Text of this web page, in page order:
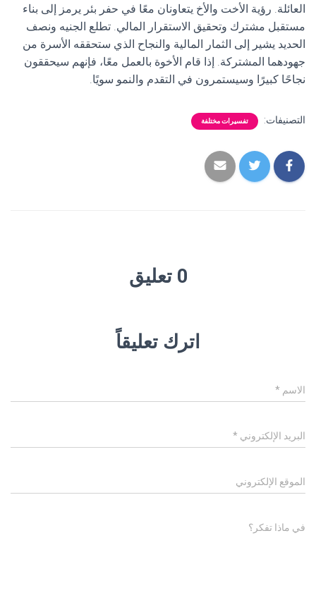
العائلة. رؤية الأخت والأخ يتعاونان معًا في حفر بئر يرمز إلى بناء
مستقبل مشترك وتحقيق الاستقرار المالي. تطلع الجنيه ونصف
الحديد يشير إلى الثمار المالية والنجاح الذي ستحققه الأسرة من
جهودهما المشتركة. إذا قام الأخوة بالعمل معًا، فإنهم سيحققون
نجاحًا كبيرًا وسيستمرون في التقدم والنمو سويًا.
التصنيفات: تفسيرات مختلفة
0 تعليق
اترك تعليقاً
الاسم *
البريد الإلكتروني *
الموقع الإلكتروني
في ماذا تفكر؟